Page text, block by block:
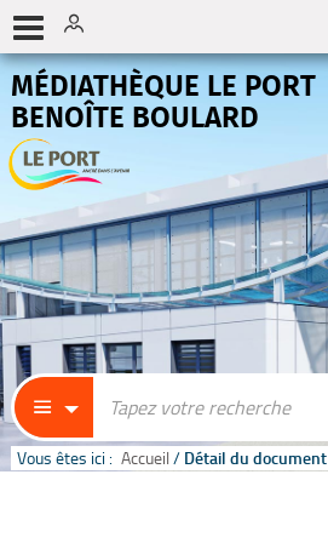
MÉDIATHÈQUE LE PORT
BENOÎTE BOULARD
Vous êtes ici : Accueil / Détail du document